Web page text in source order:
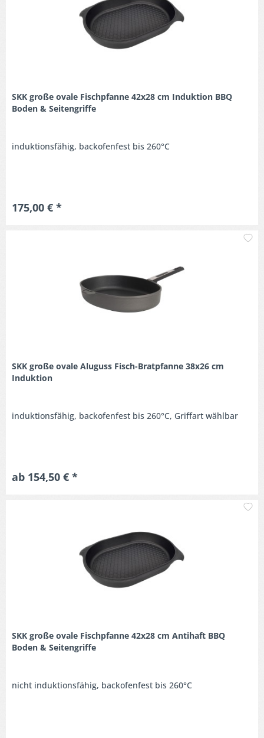
SKK große ovale Fischpfanne 42x28 cm Induktion BBQ
Boden & Seitengriffe
induktionsfähig, backofenfest bis 260°C
175,00 € *
SKK große ovale Aluguss Fisch-Bratpfanne 38x26 cm
Induktion
induktionsfähig, backofenfest bis 260°C, Griffart wählbar
ab 154,50 € *
SKK große ovale Fischpfanne 42x28 cm Antihaft BBQ
Boden & Seitengriffe
nicht induktionsfähig, backofenfest bis 260°C